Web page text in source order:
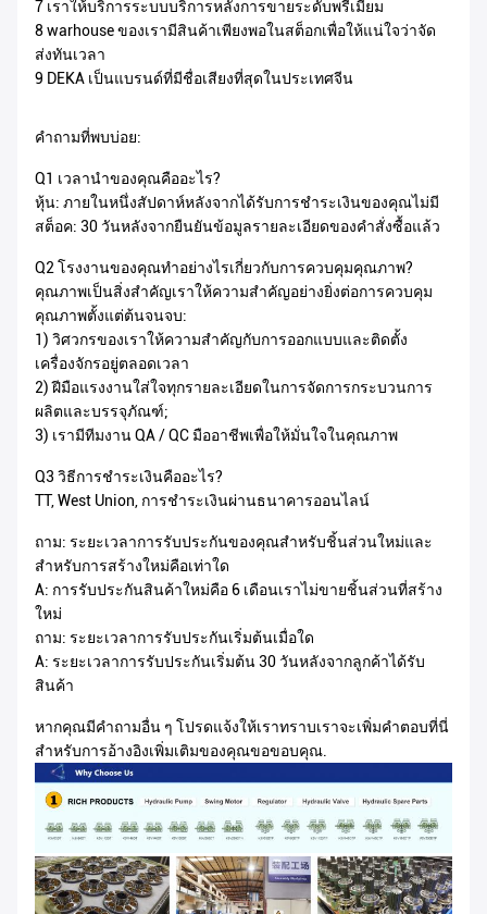
7 เราให้บริการระบบบริการหลังการขายระดับพรีเมียม
8 warhouse ของเรามีสินค้าเพียงพอในสต็อกเพื่อให้แน่ใจว่าจัด
ส่งทันเวลา
9 DEKA เป็นแบรนด์ที่มีชื่อเสียงที่สุดในประเทศจีน
คำถามที่พบบ่อย:
Q1 เวลานำของคุณคืออะไร?
หุ้น: ภายในหนึ่งสัปดาห์หลังจากได้รับการชำระเงินของคุณไม่มี
สต็อค: 30 วันหลังจากยืนยันข้อมูลรายละเอียดของคำสั่งซื้อแล้ว
Q2 โรงงานของคุณทำอย่างไรเกี่ยวกับการควบคุมคุณภาพ?
คุณภาพเป็นสิ่งสำคัญเราให้ความสำคัญอย่างยิ่งต่อการควบคุม
คุณภาพตั้งแต่ต้นจนจบ:
1) วิศวกรของเราให้ความสำคัญกับการออกแบบและติดตั้ง
เครื่องจักรอยู่ตลอดเวลา
2) ฝีมือแรงงานใส่ใจทุกรายละเอียดในการจัดการกระบวนการ
ผลิตและบรรจุภัณฑ์;
3) เรามีทีมงาน QA / QC มืออาชีพเพื่อให้มั่นใจในคุณภาพ
Q3 วิธีการชำระเงินคืออะไร?
TT, West Union, การชำระเงินผ่านธนาคารออนไลน์
ถาม: ระยะเวลาการรับประกันของคุณสำหรับชิ้นส่วนใหม่และ
สำหรับการสร้างใหม่คือเท่าใด
A: การรับประกันสินค้าใหม่คือ 6 เดือนเราไม่ขายชิ้นส่วนที่สร้าง
ใหม่
ถาม: ระยะเวลาการรับประกันเริ่มต้นเมื่อใด
A: ระยะเวลาการรับประกันเริ่มต้น 30 วันหลังจากลูกค้าได้รับ
สินค้า
หากคุณมีคำถามอื่น ๆ โปรดแจ้งให้เราทราบเราจะเพิ่มคำตอบที่นี่
สำหรับการอ้างอิงเพิ่มเติมของคุณขอขอบคุณ.